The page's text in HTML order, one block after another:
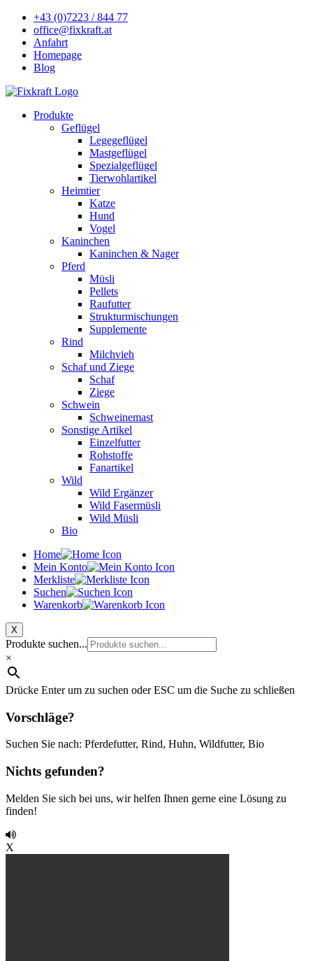
+43 (0)7223 / 844 77
office@fixkraft.at
Anfahrt
Homepage
Blog
Produkte
Geflügel
Legegeflügel
Mastgeflügel
Spezialgeflügel
Tierwohlartikel
Heimtier
Katze
Hund
Vogel
Kaninchen
Kaninchen & Nager
Pferd
Müsli
Pellets
Raufutter
Strukturmischungen
Supplemente
Rind
Milchvieh
Schaf und Ziege
Schaf
Ziege
Schwein
Schweinemast
Sonstige Artikel
Einzelfutter
Rohstoffe
Fanartikel
Wild
Wild Ergänzer
Wild Fasermüsli
Wild Müsli
Bio
Home
Mein Konto
Merkliste
Suchen
Warenkorb
X
Produkte suchen...
×
Drücke Enter um zu suchen oder ESC um die Suche zu schließen
Vorschläge?
Suchen Sie nach: Pferdefutter, Rind, Huhn, Wildfutter, Bio
Nichts gefunden?
Melden Sie sich bei uns, wir helfen Ihnen gerne eine Lösung zu
finden!
X